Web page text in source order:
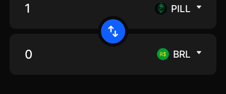
PILL
BRL